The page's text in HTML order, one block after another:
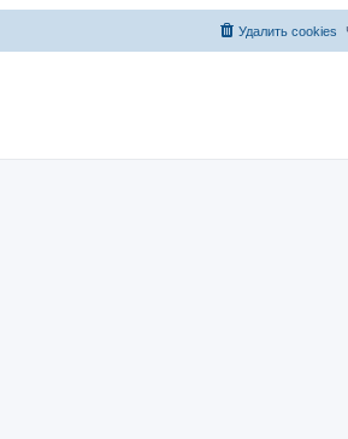
Удалить cookies